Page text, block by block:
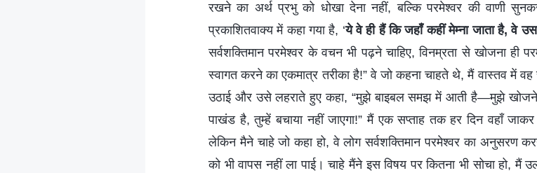
रखने का अर्थ प्रभु को धोखा देना नहीं, बल्कि परमेश्वर की वाणी
प्रकाशितवाक्य में कहा गया है, ‘ये वे ही हैं कि जहाँ कहीं मेम्ना जाता है, वे
सर्वशक्तिमान परमेश्वर के वचन भी पढ़ने चाहिए, विनम्रता से खोजना ही
स्वागत करने का एकमात्र तरीका है!” वे जो कहना चाहते थे, मैं वास्तव में
उठाई और उसे लहराते हुए कहा, “मुझे बाइबल समझ में आती है—मुझे
पाखंड है, तुम्हें बचाया नहीं जाएगा!” मैं एक सप्ताह तक हर दिन वहाँ
लेकिन मैने चाहे जो कहा हो, वे लोग सर्वशक्तिमान परमेश्वर का
को भी वापस नहीं ला पाई। चाहे मैंने इस विषय पर कितना भी सोचा हो,